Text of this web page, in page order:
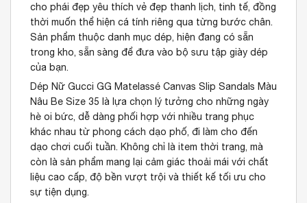
cho phái đẹp yêu thích vẻ đẹp thanh lịch, tinh tế, đồng
thời muốn thể hiện cá tính riêng qua từng bước chân.
Sản phẩm thuộc danh mục dép, hiện đang có sẵn
trong kho, sẵn sàng để đưa vào bộ sưu tập giày dép
của bạn.
Dép Nữ Gucci GG Matelassé Canvas Slip Sandals Màu
Nâu Be Size 35 là lựa chọn lý tưởng cho những ngày
hè oi bức, dễ dàng phối hợp với nhiều trang phục
khác nhau từ phong cách dạo phố, đi làm cho đến
dạo chơi cuối tuần. Không chỉ là item thời trang, mà
còn là sản phẩm mang lại cảm giác thoải mái với chất
liệu cao cấp, độ bền vượt trội và thiết kế tối ưu cho
sự tiện dụng.